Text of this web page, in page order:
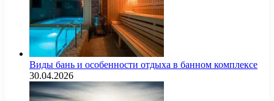
Виды бань и особенности отдыха в банном комплексе
30.04.2026